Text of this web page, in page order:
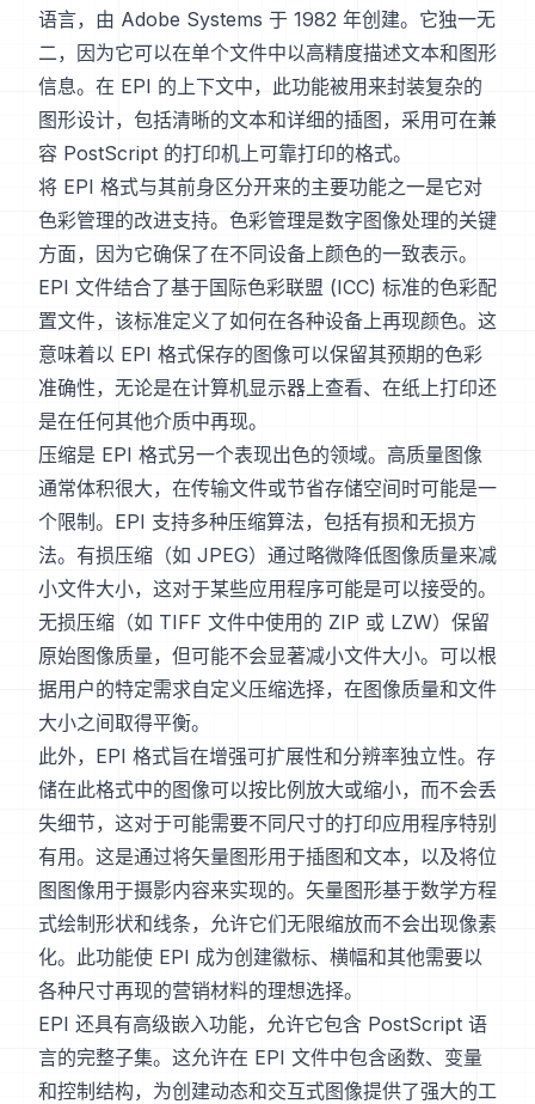
语言，由 Adobe Systems 于 1982 年创建。它独一无
二，因为它可以在单个文件中以高精度描述文本和图形
信息。在 EPI 的上下文中，此功能被用来封装复杂的
图形设计，包括清晰的文本和详细的插图，采用可在兼
容 PostScript 的打印机上可靠打印的格式。
将 EPI 格式与其前身区分开来的主要功能之一是它对
色彩管理的改进支持。色彩管理是数字图像处理的关键
方面，因为它确保了在不同设备上颜色的一致表示。
EPI 文件结合了基于国际色彩联盟 (ICC) 标准的色彩配
置文件，该标准定义了如何在各种设备上再现颜色。这
意味着以 EPI 格式保存的图像可以保留其预期的色彩
准确性，无论是在计算机显示器上查看、在纸上打印还
是在任何其他介质中再现。
压缩是 EPI 格式另一个表现出色的领域。高质量图像
通常体积很大，在传输文件或节省存储空间时可能是一
个限制。EPI 支持多种压缩算法，包括有损和无损方
法。有损压缩（如 JPEG）通过略微降低图像质量来减
小文件大小，这对于某些应用程序可能是可以接受的。
无损压缩（如 TIFF 文件中使用的 ZIP 或 LZW）保留
原始图像质量，但可能不会显著减小文件大小。可以根
据用户的特定需求自定义压缩选择，在图像质量和文件
大小之间取得平衡。
此外，EPI 格式旨在增强可扩展性和分辨率独立性。存
储在此格式中的图像可以按比例放大或缩小，而不会丢
失细节，这对于可能需要不同尺寸的打印应用程序特别
有用。这是通过将矢量图形用于插图和文本，以及将位
图图像用于摄影内容来实现的。矢量图形基于数学方程
式绘制形状和线条，允许它们无限缩放而不会出现像素
化。此功能使 EPI 成为创建徽标、横幅和其他需要以
各种尺寸再现的营销材料的理想选择。
EPI 还具有高级嵌入功能，允许它包含 PostScript 语
言的完整子集。这允许在 EPI 文件中包含函数、变量
和控制结构，为创建动态和交互式图像提供了强大的工